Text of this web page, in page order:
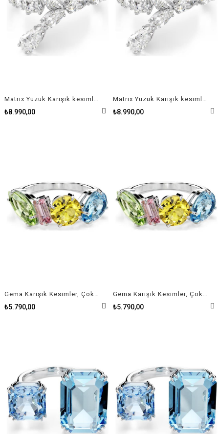
₺8.990,00 ₺8.990,00
Gema Karışık Kesimler, Çok Renkli, Rodyum Kaplama Yüzük 58
₺5.790,00
Gema Karışık Kesimler, Çok Renkli, Rodyum Kaplama Yüzük 52
₺5.790,00